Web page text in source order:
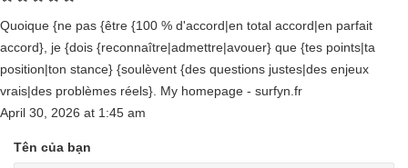
Quoique {ne pas {être {100 % d'accord|en total accord|en parfait
accord}, je {dois {reconnaître|admettre|avouer} que {tes points|ta
position|ton stance} {soulèvent {des questions justes|des enjeux
vrais|des problèmes réels}. My homepage - surfyn.fr
April 30, 2026 at 1:45 am
Tên của bạn